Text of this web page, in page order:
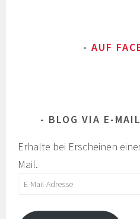
AUF
BLOG VIA E-
Erhalte bei Erscheinen
Mail.
E-